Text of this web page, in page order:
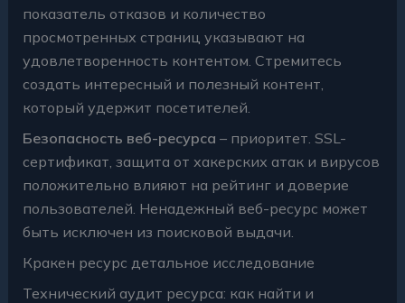
показатель отказов и количество
просмотренных страниц указывают на
удовлетворенность контентом. Стремитесь
создать интересный и полезный контент,
который удержит посетителей.
Безопасность веб-ресурса – приоритет. SSL-
сертификат, защита от хакерских атак и вирусов
положительно влияют на рейтинг и доверие
пользователей. Ненадежный веб-ресурс может
быть исключен из поисковой выдачи.
Кракен ресурс детальное исследование
Технический аудит ресурса: как найти и